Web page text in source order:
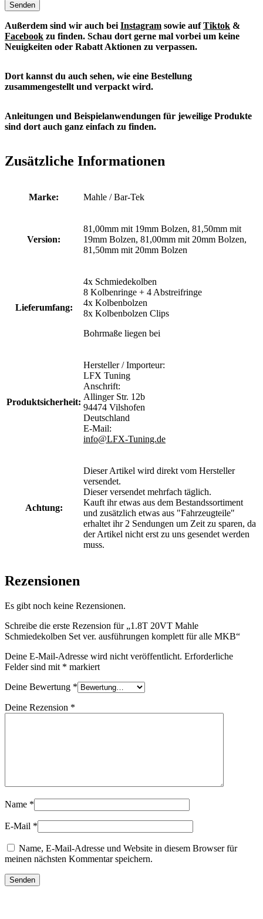
Senden
Außerdem sind wir auch bei Instagram sowie aufTiktok &
Facebook zu finden. Schau dort gerne mal vorbei um keine
Neuigkeiten oder Rabatt Aktionen zu verpassen.
Dort kannst du auch sehen, wie eine Bestellung
zusammengestellt und verpackt wird.
Anleitungen und Beispielanwendungen für jeweilige Produkte
sind dort auch ganz einfach zu finden.
Zusätzliche Informationen
Marke: Mahle / Bar-Tek
Version:
81,00mm mit 19mm Bolzen, 81,50mm mit
19mm Bolzen, 81,00mm mit 20mm Bolzen,
81,50mm mit 20mm Bolzen
Lieferumfang:
4x Schmiedekolben
8 Kolbenringe + 4 Abstreifringe
4x Kolbenbolzen
8x Kolbenbolzen Clips
Bohrmaße liegen bei
Produktsicherheit:
Hersteller / Importeur:
LFX Tuning
Anschrift:
Allinger Str. 12b
94474 Vilshofen
Deutschland
E-Mail:
info@LFX-Tuning.de
Achtung:
Dieser Artikel wird direkt vom Hersteller
versendet.
Dieser versendet mehrfach täglich.
Kauft ihr etwas aus dem Bestandssortiment
und zusätzlich etwas aus "Fahrzeugteile"
erhaltet ihr 2 Sendungen um Zeit zu sparen, da
der Artikel nicht erst zu uns gesendet werden
muss.
Rezensionen
Es gibt noch keine Rezensionen.
Schreibe die erste Rezension für „1.8T 20VT Mahle
Schmiedekolben Set ver. ausführungen komplett für alle MKB“
Deine E-Mail-Adresse wird nicht veröffentlicht. Erforderliche
Felder sind mit * markiert
Deine Bewertung *
Deine Rezension *
Name *
E-Mail *
Name, E-Mail-Adresse und Website in diesem Browser für
meinen nächsten Kommentar speichern.